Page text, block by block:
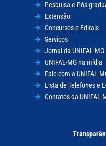
Pesquisa e Pós-
Extensão
Concursos e Editais
Serviços
Jornal da UNIFAL-MG
UNIFAL-MG na mídia
Fale com a UNIFAL-
Lista de Telefones e
Contatos da UNIFAL-